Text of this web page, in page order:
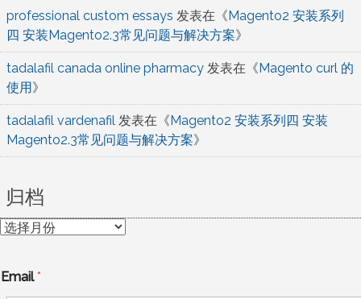
professional custom essays 发表在《 Magento2 安装系列
四 安装Magento2.3常见问题与解决方案》
tadalafil canada online pharmacy 发表在《 Magento curl 的
使用 》
tadalafil vardenafil 发表在《 Magento2 安装系列四 安装
Magento2.3常见问题与解决方案》
归档
归
Email*